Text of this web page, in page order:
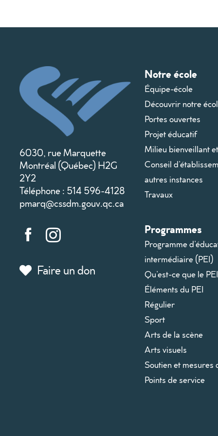
6030, rue Marquette
Montréal (Québec) H2G
2Y2
Téléphone : 514 596-4128
pmarq@cssdm.gouv.qc.ca
Faire un don
Notre école
Équipe-école
Découvrir notre
Portes ouvertes
Projet éducatif
Milieu bienveillant
Conseil
autres instances
Travaux
Programmes
Programme
intermédiaire (PEI)
Qu’est-ce que le
Éléments du PEI
Régulier
Sport
Arts de la scène
Arts visuels
Soutien et mesures
Points de service